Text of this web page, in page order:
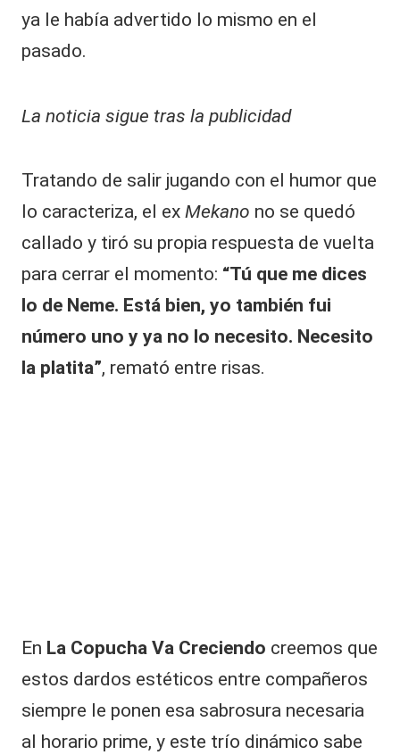
ya le había advertido lo mismo en el
pasado.
La noticia sigue tras la publicidad
Tratando de salir jugando con el humor que
lo caracteriza, el ex Mekano no se quedó
callado y tiró su propia respuesta de vuelta
para cerrar el momento: “Tú que me dices
lo de Neme. Está bien, yo también fui
número uno y ya no lo necesito. Necesito
la platita”, remató entre risas.
En La Copucha Va Creciendo creemos que
estos dardos estéticos entre compañeros
siempre le ponen esa sabrosura necesaria
al horario prime, y este trío dinámico sabe